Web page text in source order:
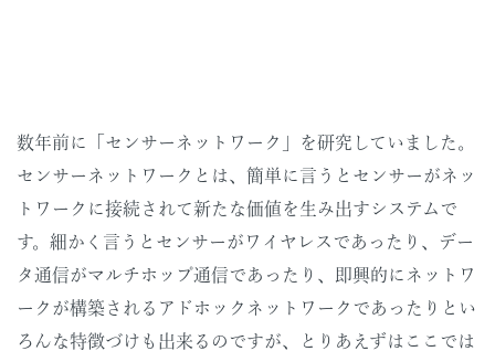
数年前に「センサーネットワーク」を研究していました。
センサーネットワークとは、簡単に言うとセンサーがネッ
トワークに接続されて新たな価値を生み出すシステムで
す。細かく言うとセンサーがワイヤレスであったり、デー
タ通信がマルチホップ通信であったり、即興的にネットワ
ークが構築されるアドホックネットワークであったりとい
ろんな特徴づけも出来るのですが、とりあえずはここでは